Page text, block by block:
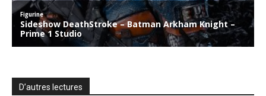
D’autres lectures